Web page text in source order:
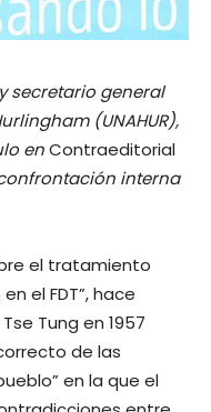
secretario general
(UNAHUR),
enContraeditorial
interna
el tratamiento
el FDT”, hace
Tung en 1957
de las
en la que el